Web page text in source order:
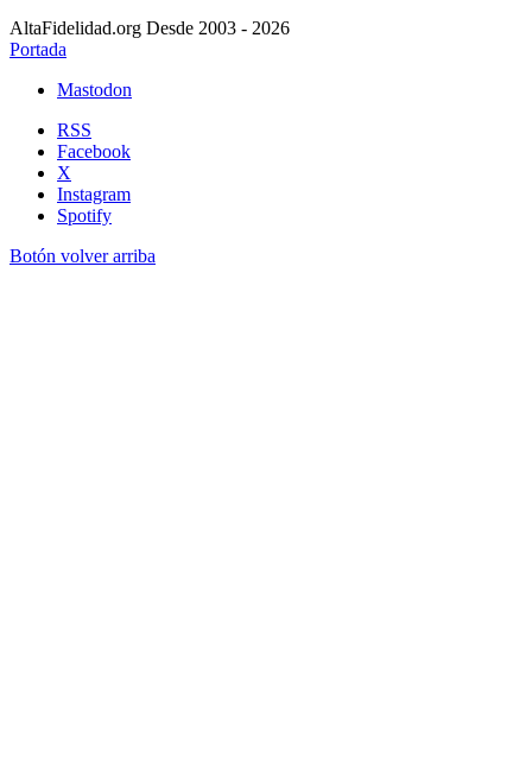
AltaFidelidad.org Desde 2003 - 2026
Portada
Mastodon
RSS
Facebook
X
Instagram
Spotify
Botón volver arriba